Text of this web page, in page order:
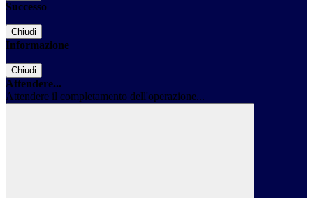
Successo
Chiudi
Informazione
Chiudi
Attendere...
Attendere il completamento dell'operazione...